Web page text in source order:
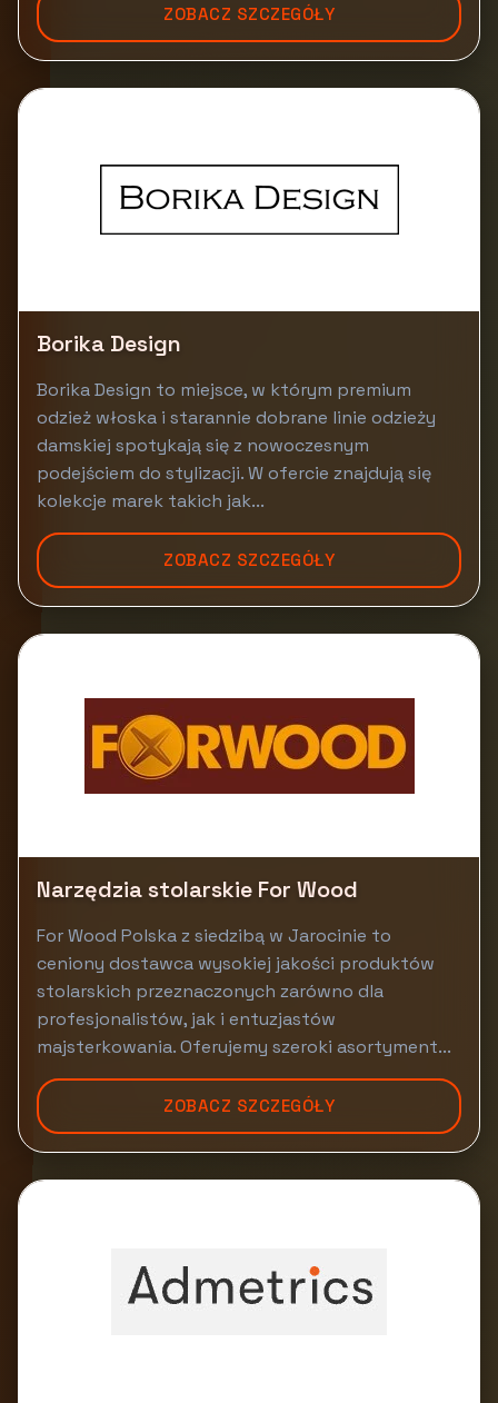
ZOBACZ SZCZEGÓŁY
Borika Design
Borika Design to miejsce, w którym premium
odzież włoska i starannie dobrane linie odzieży
damskiej spotykają się z nowoczesnym
podejściem do stylizacji. W ofercie znajdują się
kolekcje marek takich jak...
ZOBACZ SZCZEGÓŁY
Narzędzia stolarskie For Wood
For Wood Polska z siedzibą w Jarocinie to
ceniony dostawca wysokiej jakości produktów
stolarskich przeznaczonych zarówno dla
profesjonalistów, jak i entuzjastów
majsterkowania. Oferujemy szeroki asortyment...
ZOBACZ SZCZEGÓŁY